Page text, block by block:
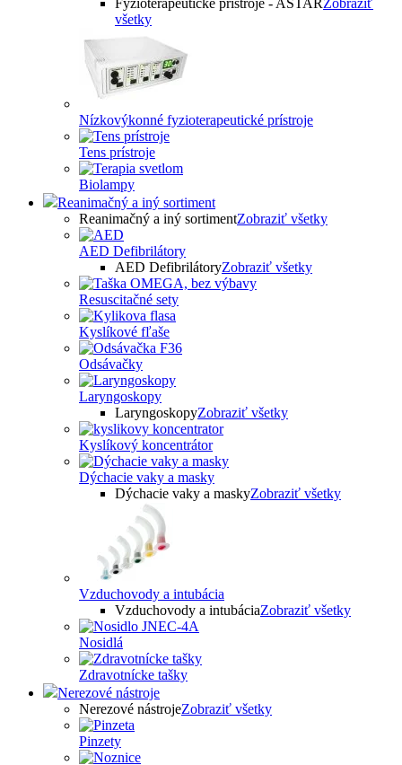
Fyzioterapeutické prístroje - ASTARZobraziť
všetky
Nízkovýkonné fyzioterapeutické prístroje
Tens prístroje
Biolampy
Reanimačný a iný sortiment
Reanimačný a iný sortimentZobraziť všetky
AED Defibrilátory
AED DefibrilátoryZobraziť všetky
Resuscitačné sety
Kyslíkové fľaše
Odsávačky
Laryngoskopy
LaryngoskopyZobraziť všetky
Kyslíkový koncentrátor
Dýchacie vaky a masky
Dýchacie vaky a maskyZobraziť všetky
Vzduchovody a intubácia
Vzduchovody a intubáciaZobraziť všetky
Nosidlá
Zdravotnícke tašky
Nerezové nástroje
Nerezové nástrojeZobraziť všetky
Pinzety